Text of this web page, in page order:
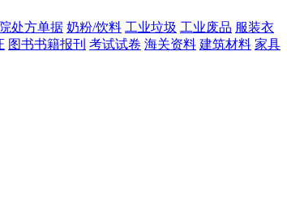
处方单据 奶粉/饮料 工业垃圾 工业废品 服装衣
图书书籍报刊 考试试卷 海关资料 建筑材料 家具